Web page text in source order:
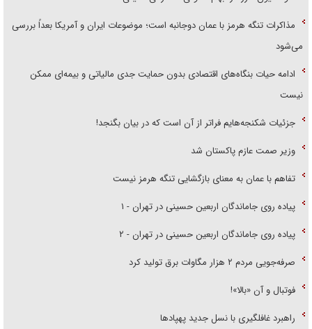
مذاکرات تنگه هرمز با عمان دوجانبه است؛ موضوعات ایران و آمریکا بعداً بررسی
می‌شود
ادامه حیات بنگاه‌های اقتصادی بدون حمایت جدی مالیاتی و بیمه‌ای ممکن
نیست
جزئیات شکنجه‌هایم فراتر از آن است که در بیان بگنجد!
وزیر صمت عازم پاکستان شد
تفاهم با عمان به معنای بازگشایی تنگه هرمز نیست
پیاده روی جاماندگان اربعین حسینی در تهران - ۱
پیاده روی جاماندگان اربعین حسینی در تهران - ۲
صرفه‌جویی مردم ۲ هزار مگاوات برق تولید کرد
فوتبال و آن «بالا»!
راهبرد غافلگیری با نسل جدید پهپاد‌ها